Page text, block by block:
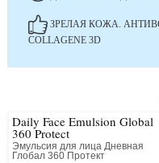
ЗРЕЛАЯ КОЖА.
COLLAGENE 3D
Daily Face Emulsion Global
360 Protect
Эмульсия для лица Дневная
Глобал 360 Протект